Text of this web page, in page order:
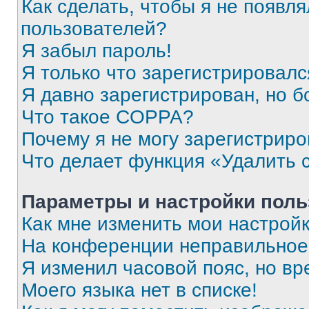
Как сделать, чтобы я не
пользователей?
Я забыл пароль!
Я только что
Я давно зарегистрирован, но
Что такое COPPA?
Почему я не могу
Что делает функция «Удалить
Параметры и настройки
Как мне изменить мои
На конференции
Я изменил часовой пояс, но
Моего языка нет в списке!